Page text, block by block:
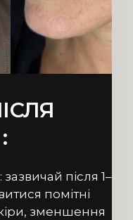
після 1–
помітні
зменшення